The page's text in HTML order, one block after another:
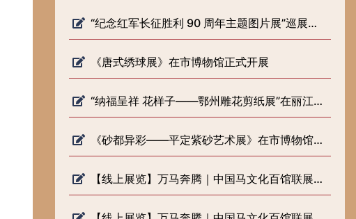
“纪念红军长征胜利 90 周年主题图片展”巡展预告
《唐式绣球展》在市博物馆正式开展
“纳福呈祥 花样子——鄂州雕花剪纸展”在丽江市博物院开展
《砂都异彩——平定紫砂艺术展》在市博物馆正式开展
【线上展览】万马奔腾｜中国马文化百馆联展（六）